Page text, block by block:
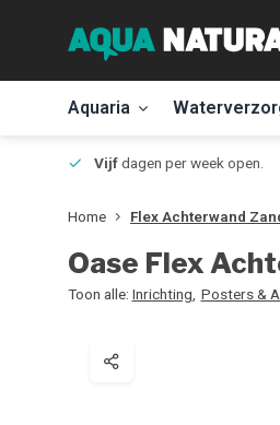
Aquaria
Vijfdagen per week open.
Home Flex Achterwand
Oase Flex
Toon alle: Inrichting Posters &